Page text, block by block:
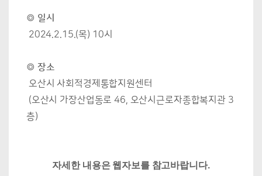
◎ 일시
2024.2.15.(목) 10시
◎ 장소
오산시 사회적경제통합지원센터
(오산시 가장산업동로 46, 오산시근로자종합복지관 3
층)
자세한 내용은 웹자보를 참고바랍니다.